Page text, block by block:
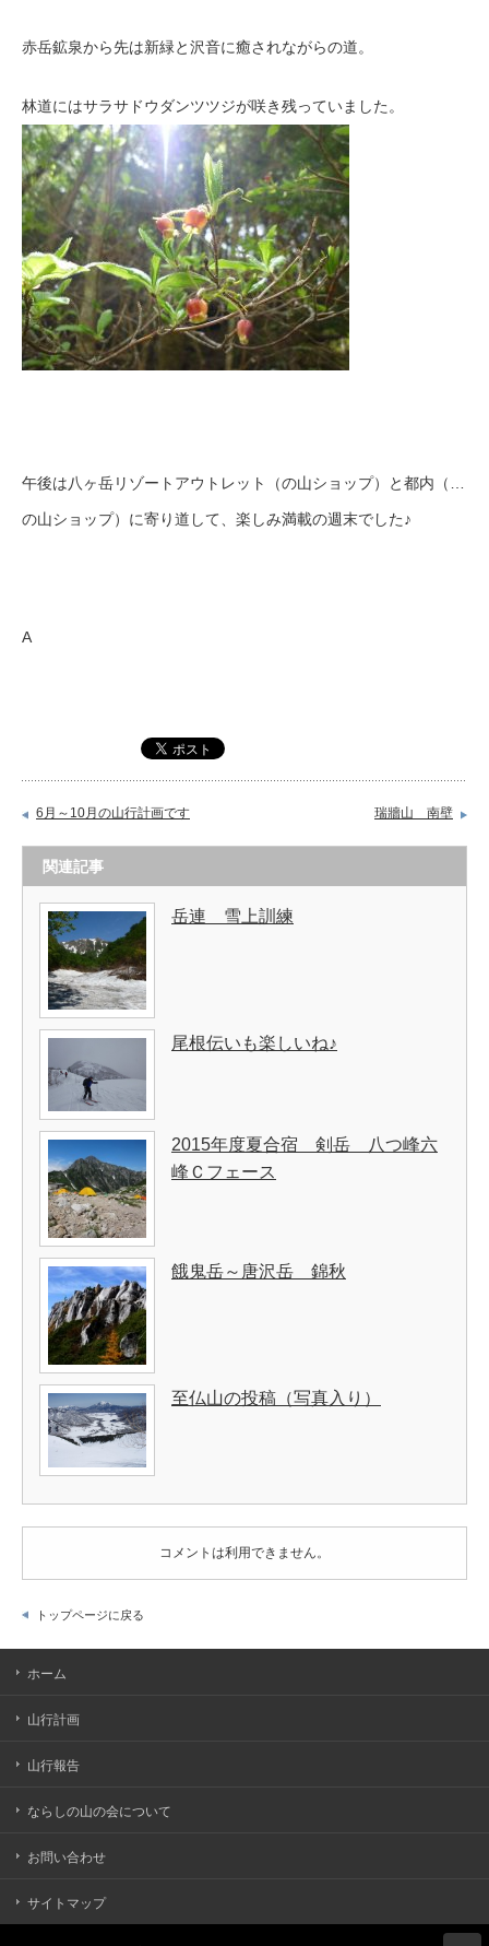
赤岳鉱泉から先は新緑と沢音に癒されながらの道。
林道にはサラサドウダンツツジが咲き残っていました。
午後は八ヶ岳リゾートアウトレット（の山ショップ）と都内（…
の山ショップ）に寄り道して、楽しみ満載の週末でした♪
A
6月～10月の山行計画です 瑞牆山 南壁
関連記事
岳連 雪上訓練
尾根伝いも楽しいね♪
2015年度夏合宿 剣岳 八つ峰六
峰Ｃフェース
餓鬼岳～唐沢岳 錦秋
至仏山の投稿（写真入り）
コメントは利用できません。
トップページに戻る
ホーム
山行計画
山行報告
ならしの山の会について
お問い合わせ
サイトマップ